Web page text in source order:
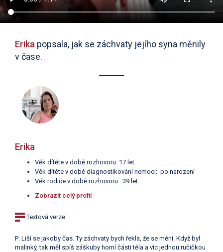
Erika popsala, jak se záchvaty jejího syna měnily
v čase.
Erika
Věk dítěte v době rozhovoru: 17 let
Věk dítěte v době diagnostikování nemoci: po narození
Věk rodiče v době rozhovoru: 39 let
Zobrazit celý profil
Textová verze
P: Liší se jakoby čas. Ty záchvaty bych řekla, že se mění. Když byl
malinký, tak měl spíš záškuby horní části těla a víc jednou ručičkou